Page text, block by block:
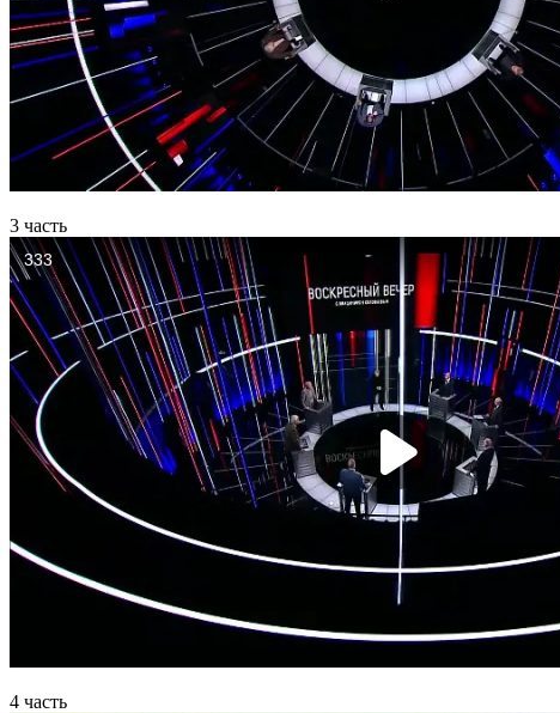
3 часть
4 часть